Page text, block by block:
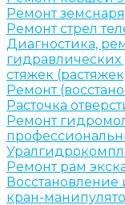
Ремонт
Ремонт стрел
Диагностика,
стяжек
Ремонт
Расточка
Ремонт
Ремонт рам
Восстановление
кран-